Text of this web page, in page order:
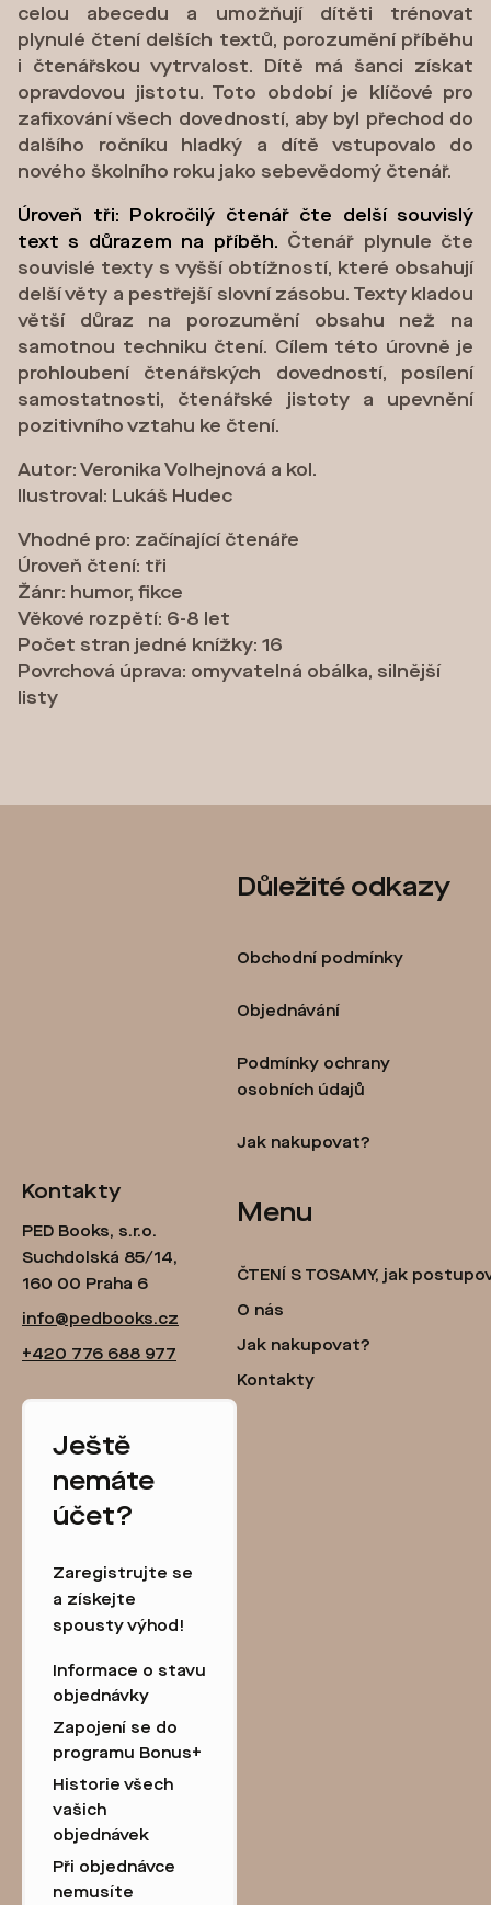
celou abecedu a umožňují dítěti trénovat
plynulé čtení delších textů, porozumění příběhu
i čtenářskou vytrvalost. Dítě má šanci získat
opravdovou jistotu. Toto období je klíčové pro
zafixování všech dovedností, aby byl přechod do
dalšího ročníku hladký a dítě vstupovalo do
nového školního roku jako sebevědomý čtenář.
Úroveň tři: Pokročilý čtenář čte delší souvislý
text s důrazem na příběh. Čtenář plynule čte
souvislé texty s vyšší obtížností, které obsahují
delší věty a pestřejší slovní zásobu. Texty kladou
větší důraz na porozumění obsahu než na
samotnou techniku čtení. Cílem této úrovně je
prohloubení čtenářských dovedností, posílení
samostatnosti, čtenářské jistoty a upevnění
pozitivního vztahu ke čtení.
Autor: Veronika Volhejnová a kol.
Ilustroval: Lukáš Hudec
Vhodné pro: začínající čtenáře
Úroveň čtení: tři
Žánr: humor, fikce
Věkové rozpětí: 6-8 let
Počet stran jedné knížky: 16
Povrchová úprava: omyvatelná obálka, silnější
listy
Důležité odkazy
Obchodní podmínky
Objednávání
Podmínky ochrany
osobních údajů
Jak nakupovat?
Kontakty
PED Books, s.r.o.
Suchdolská 85/14,
160 00 Praha 6
info@pedbooks.cz
+420 776 688 977
Menu
ČTENÍ S TOSAMY, jak
O nás
Jak nakupovat?
Kontakty
Ještě
nemáte
účet?
Zaregistrujte se
a získejte
spousty výhod!
Informace o stavu
objednávky
Zapojení se do
programu Bonus+
Historie všech
vašich
objednávek
Při objednávce
nemusíte